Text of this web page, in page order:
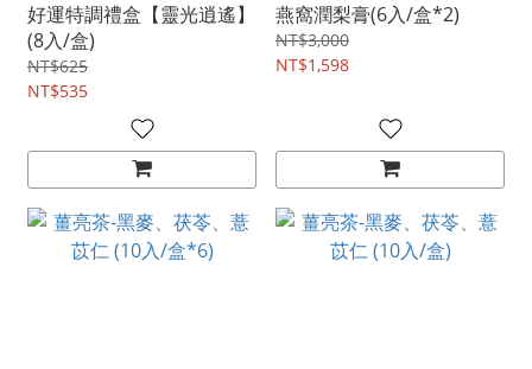
好運特調禮盒【靈光逍遙】
(8入/盒)
NT$625
NT$535
燕窩潤梨膏(6入/盒*2)
NT$3,000
NT$1,598